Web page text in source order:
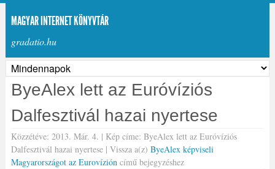
MAGYAR INTERNET KÖNYVTÁR
gradatio.hu
ByeAlex lett az Euróvíziós
Dalfesztivál hazai nyertese
Közzétéve: 2013. Már. 4. | Kép címe: ByeAlex lett az Euróvíziós
Dalfesztivál hazai nyertese | Vissza a(z) ByeAlex képviseli
Magyarországot az Eurovízióncímű bejegyzéshez